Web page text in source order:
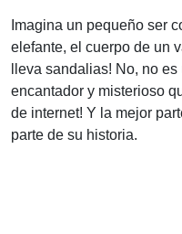
Imagina un pequeño ser
elefante, el cuerpo de un
lleva sandalias! No, no
encantador y misterioso
de internet! Y la mejor
parte de su historia.